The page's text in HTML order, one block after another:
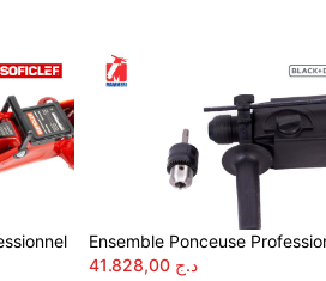
Ensemble Ponceuse
د.ج